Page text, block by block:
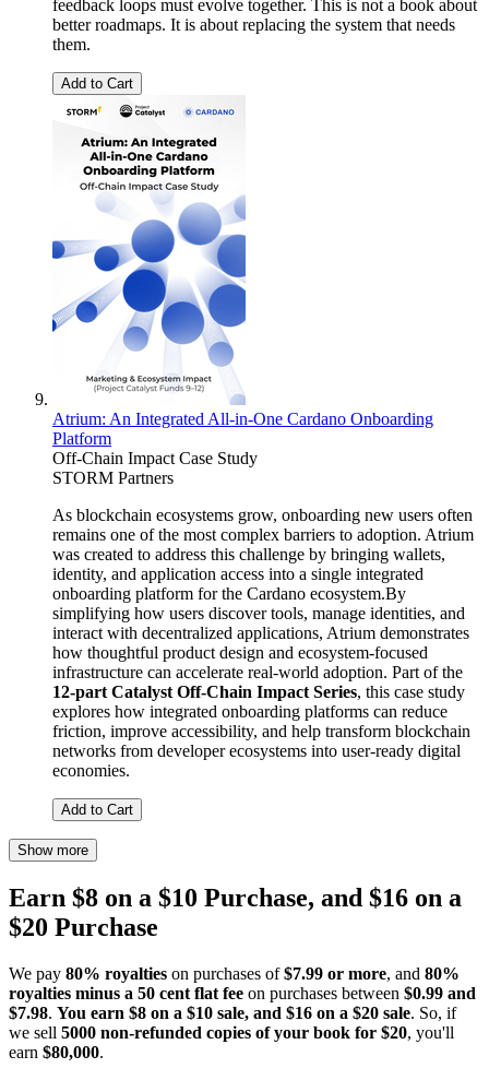
feedback loops must evolve together. This is not a book about
better roadmaps. It is about replacing the system that needs
them.
Add to Cart
Atrium: An Integrated All-in-One Cardano Onboarding
Platform
Off-Chain Impact Case Study
STORM Partners
As blockchain ecosystems grow, onboarding new users often
remains one of the most complex barriers to adoption. Atrium
was created to address this challenge by bringing wallets,
identity, and application access into a single integrated
onboarding platform for the Cardano ecosystem.By
simplifying how users discover tools, manage identities, and
interact with decentralized applications, Atrium demonstrates
how thoughtful product design and ecosystem-focused
infrastructure can accelerate real-world adoption. Part of the
12-part Catalyst Off-Chain Impact Series, this case study
explores how integrated onboarding platforms can reduce
friction, improve accessibility, and help transform blockchain
networks from developer ecosystems into user-ready digital
economies.
Add to Cart
Show more
Earn $8 on a $10 Purchase, and $16 on a
$20 Purchase
We pay 80% royalties on purchases of$7.99 or more, and 80%
royalties minus a 50 cent flat fee on purchases between $0.99 and
$7.98. You earn $8 on a $10 sale, and $16 on a $20 sale. So, if
we sell 5000 non-refunded copies of your book for $20, you'll
earn $80,000.